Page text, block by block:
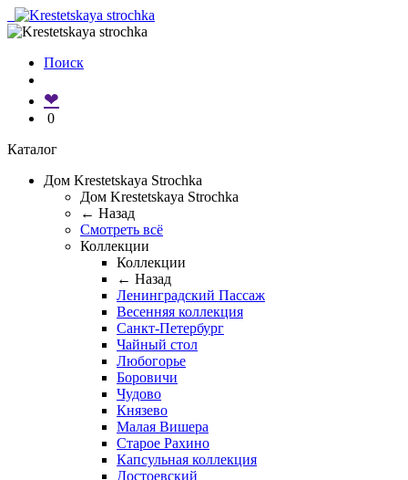
Поиск
❤
0
Каталог
Дом Krestetskaya Strochka
Дом Krestetskaya Strochka
← Назад
Смотреть всё
Коллекции
Коллекции
← Назад
Ленинградский Пассаж
Весенняя коллекция
Санкт-Петербург
Чайный стол
Любогорье
Боровичи
Чудово
Князево
Малая Вишера
Старое Рахино
Капсульная коллекция
Достоевский